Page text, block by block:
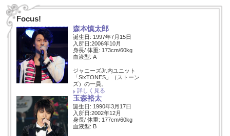
Focus!
森本慎太郎
誕生日: 1997年7月15日
入所日:2006年10月
身長/ 体重: 173cm/60kg
血液型: A
ジャニーズJr.内ユニット
「SixTONES」（ストーン
ズ）の一員。
詳しく見る
玉森裕太
誕生日: 1990年3月17日
入所日:2002年12月
身長/ 体重: 177cm/60kg
血液型: B